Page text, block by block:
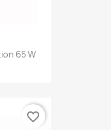
65 W
favorite_border